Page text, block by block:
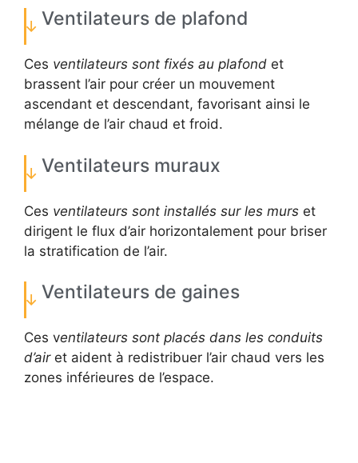
Ventilateurs de plafond
Ces ventilateurs sont fixés au plafond et
brassent l’air pour créer un mouvement
ascendant et descendant, favorisant ainsi le
mélange de l’air chaud et froid.
Ventilateurs muraux
Ces ventilateurs sont installés sur les murs et
dirigent le flux d’air horizontalement pour briser
la stratification de l’air.
Ventilateurs de gaines
Ces ventilateurs sont placés dans les conduits
d’airet aident à redistribuer l’air chaud vers les
zones inférieures de l’espace.